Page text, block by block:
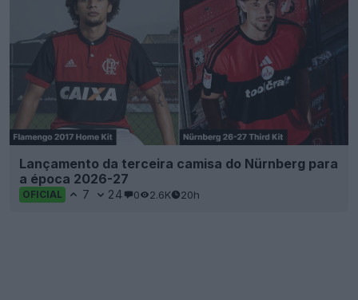
Lançamento da terceira camisa do Nürnberg para
a época 2026-27
OFICIAL 7 24 0 2.6K 20h